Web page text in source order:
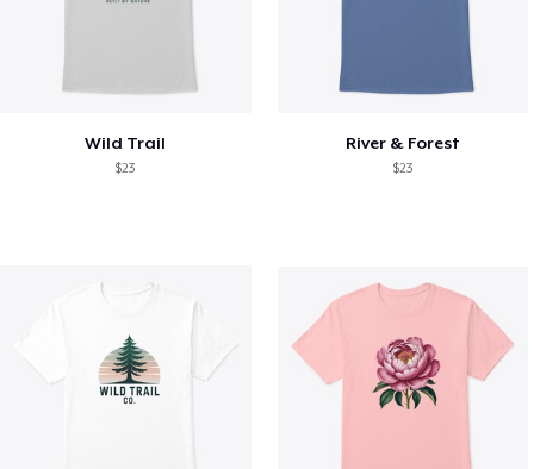
Wild Trail
$23
River & Forest
$23